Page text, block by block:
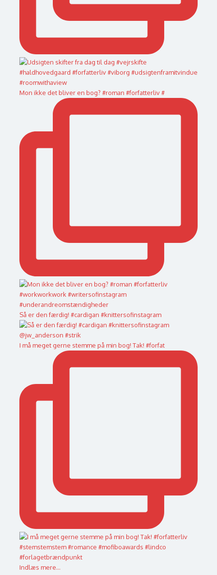
Mon ikke det bliver en bog? #roman #forfatterliv #
Så er den færdig! #cardigan #knittersofinstagram
I må meget gerne stemme på min bog! Tak! #forfat
Indlæs mere...